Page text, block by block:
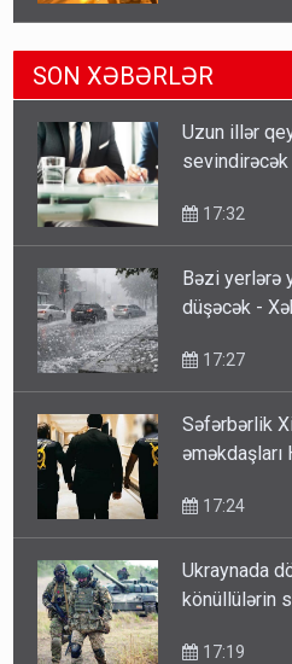
Geri
hüquq və
Kartdan
11:06
SON XƏBƏRLƏR
Uzun illər
17:32
Bəzi yerlərə
düşəcək -
17:27
Səfərbərlik
əməkdaşları
17:24
Ukraynada
könüllülərin
17:19